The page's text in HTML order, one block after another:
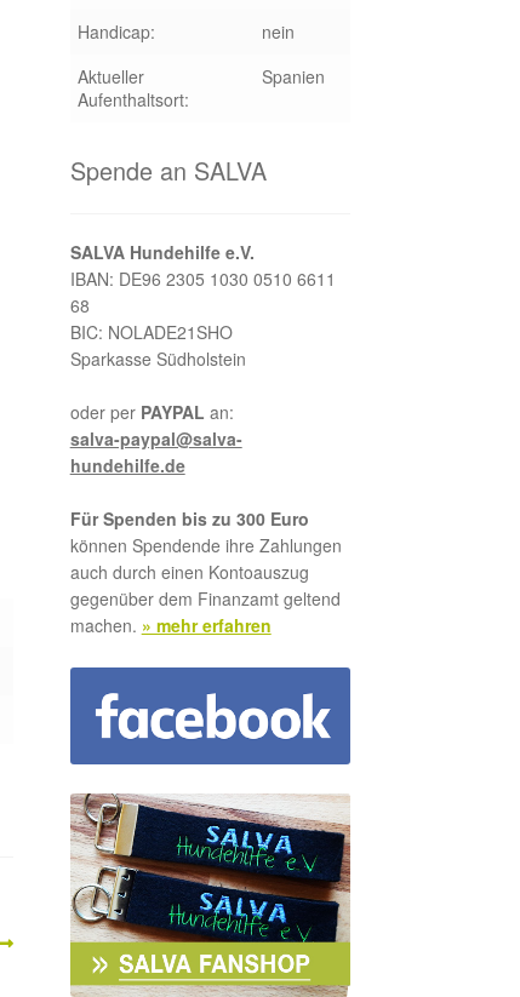
Handicap:
nein
Aktueller
Aufenthaltsort:
Spanien
Spende an SALVA
SALVA Hundehilfe e.V.
IBAN: DE96 2305 1030 0510 6611
68
BIC: NOLADE21SHO
Sparkasse Südholstein
oder per PAYPAL an:
salva-paypal@salva-
hundehilfe.de
Für Spenden bis zu 300 Euro
können Spendende ihre Zahlungen
auch durch einen Kontoauszug
gegenüber dem Finanzamt geltend
machen. » mehr erfahren